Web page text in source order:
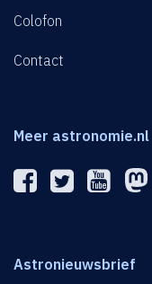
Colofon
Contact
Meer astronomie.nl
Astronieuwsbrief